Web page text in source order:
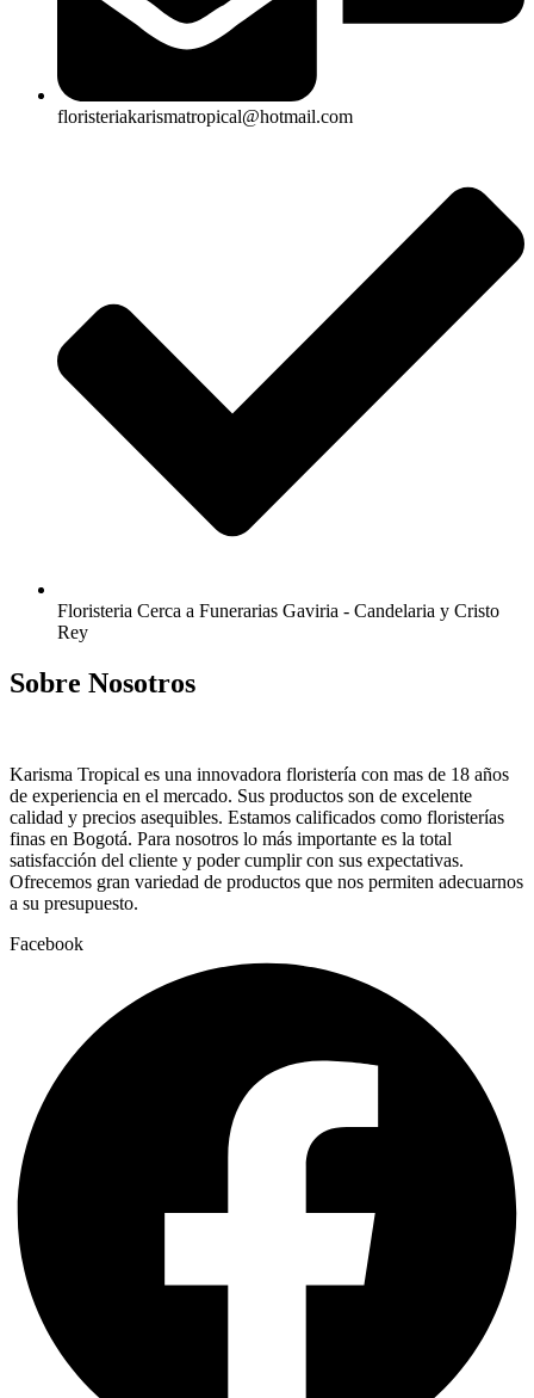
floristeriakarismatropical@hotmail.com
Floristeria Cerca a Funerarias Gaviria - Candelaria y Cristo
Rey
Sobre Nosotros
Karisma Tropical es una innovadora floristería con mas de 18 años
de experiencia en el mercado. Sus productos son de excelente
calidad y precios asequibles. Estamos calificados como floristerías
finas en Bogotá. Para nosotros lo más importante es la total
satisfacción del cliente y poder cumplir con sus expectativas.
Ofrecemos gran variedad de productos que nos permiten adecuarnos
a su presupuesto.
Facebook